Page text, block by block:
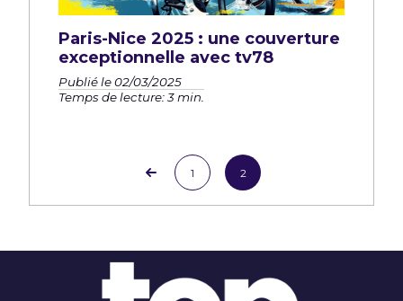
Paris-Nice 2025 : une couverture
exceptionnelle avec tv78
Publié le 02/03/2025
Temps de lecture: 3 min.
1 2